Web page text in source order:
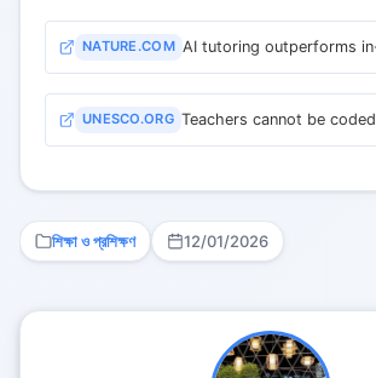
NATURE.COM
UNESCO.ORG Teachers cannot be coded
শিক্ষা ও প্রশিক্ষণ 12/01/2026